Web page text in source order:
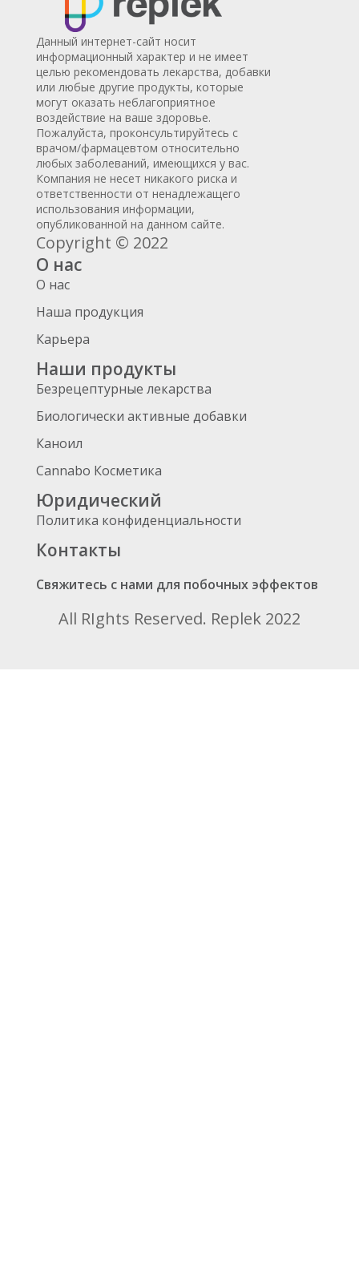
Данный интернет-сайт носит
информационный характер и не имеет
целью рекомендовать лекарства, добавки
или любые другие продукты, которые
могут оказать неблагоприятное
воздействие на ваше здоровье.
Пожалуйста, проконсультируйтесь с
врачом/фармацевтом относительно
любых заболеваний, имеющихся у вас.
Компания не несет никакого риска и
ответственности от ненадлежащего
использования информации,
опубликованной на данном сайте.
Copyright © 2022
О нас
О нас
Наша продукция
Карьера
Наши продукты
Безрецептурные лекарства
Биологически активные добавки
Каноил
Cannabo Косметика
Юридический
Политика конфиденциальности
Контакты
Свяжитесь с нами для побочных эффектов
All RIghts Reserved. Replek 2022